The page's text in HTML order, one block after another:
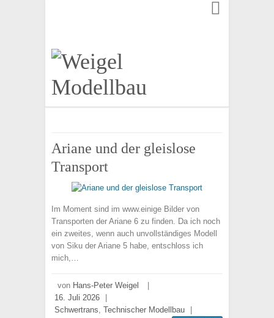
Ariane und der gleislose
Transport
Im Moment sind im www.einige Bilder von
Transporten der Ariane 6 zu finden. Da ich noch
ein zweites, wenn auch unvollständiges Modell
von Siku der Ariane 5 habe, entschloss ich
mich,…
von Hans-Peter Weigel
16. Juli 2026
Schwertrans, Technischer Modellbau